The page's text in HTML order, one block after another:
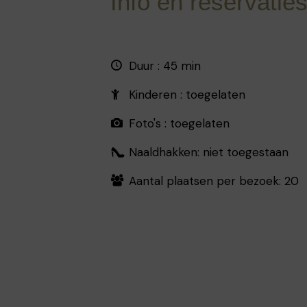
Duur : 45 min
Kinderen : toegelaten
Foto's : toegelaten
Naaldhakken: niet toegestaan
Aantal plaatsen per bezoek: 20